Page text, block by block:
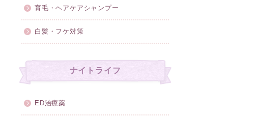
育毛・ヘアケアシャンプー
白髪・フケ対策
ナイトライフ
ED治療薬